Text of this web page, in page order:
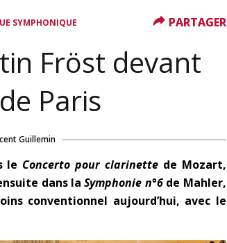
SYMPHONIQUE
Fröst devant
Paris
Guillemin
le Concerto pour clarinettede Mozart,
dans laSymphonie n°6de Mahler,
conventionnel aujourd’hui, avec le
PARTAGER
PARTAGER